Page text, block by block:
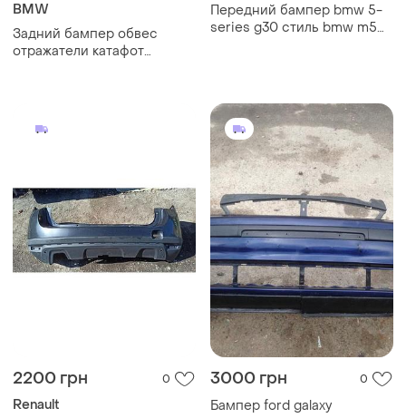
BMW
Задний бампер обвес
отражатели катафот
Передний бампер bmw 5-
series g30 стиль bmw m5
2200 грн 0
Renault
3000 грн 0
Бампер ford galaxy